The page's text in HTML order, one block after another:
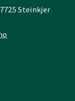
Steinkjer